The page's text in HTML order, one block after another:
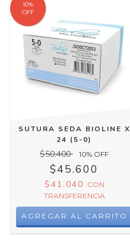
10%
OFF
SUTURA SEDA BIOLINE X
24 (5-0)
$50.400 10% OFF
$45.600
$41.040 CON
TRANSFERENCIA